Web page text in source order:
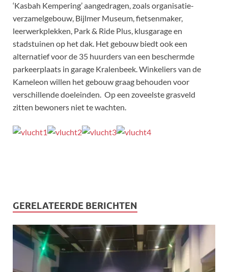
‘Kasbah Kempering’ aangedragen, zoals organisatie-
verzamelgebouw, Bijlmer Museum, fietsenmaker,
leerwerkplekken, Park & Ride Plus, klusgarage en
stadstuinen op het dak. Het gebouw biedt ook een
alternatief voor de 35 huurders van een beschermde
parkeerplaats in garage Kralenbeek. Winkeliers van de
Kameleon willen het gebouw graag behouden voor
verschillende doeleinden. Op een zoveelste grasveld
zitten bewoners niet te wachten.
GERELATEERDE BERICHTEN